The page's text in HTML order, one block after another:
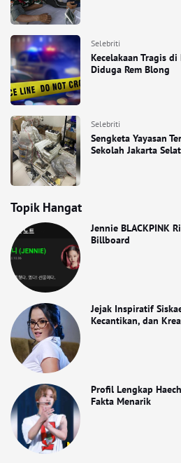
Selebriti
Kecelakaan Tragis
Diduga Rem Blong
Selebriti
Sengketa Yayasan
Sekolah Jakarta
Topik Hangat
Jennie BLACKPINK
Billboard
Jejak Inspiratif
Kecantikan, dan
Profil Lengkap
Fakta Menarik